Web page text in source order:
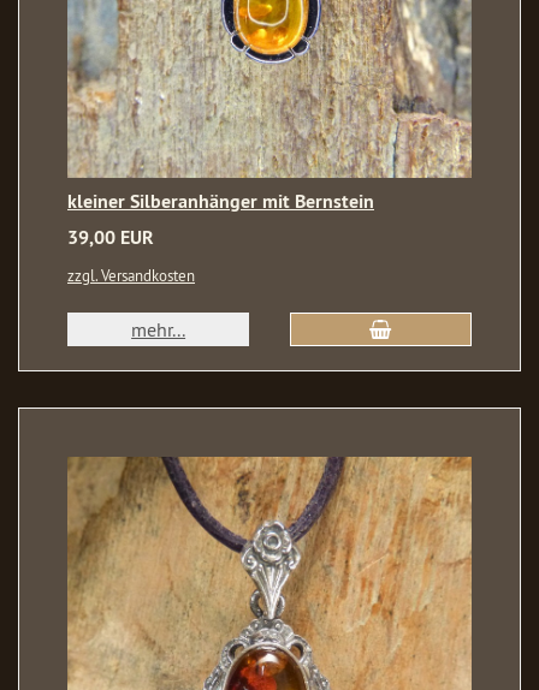
kleiner Silberanhänger mit Bernstein
39,00 EUR
zzgl. Versandkosten
mehr...